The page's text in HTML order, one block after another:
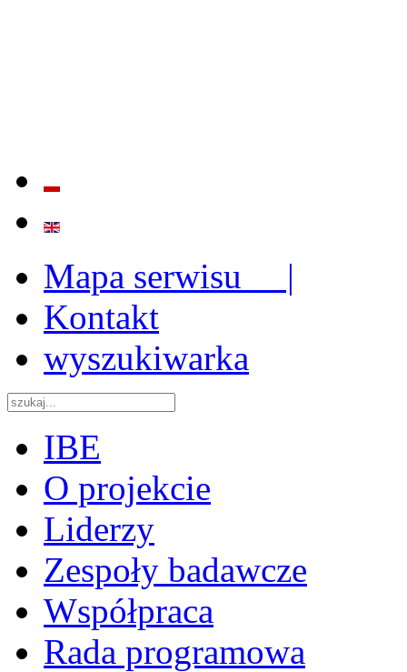
Mapa serwisu |
Kontakt
wyszukiwarka
IBE
O projekcie
Liderzy
Zespoły badawcze
Współpraca
Rada programowa